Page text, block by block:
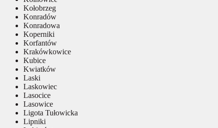
Kołobrzeg
Konradów
Konradowa
Koperniki
Korfantów
Krakówkowice
Kubice
Kwiatków
Laski
Laskowiec
Lasocice
Lasowice
Ligota Tułowicka
Lipniki